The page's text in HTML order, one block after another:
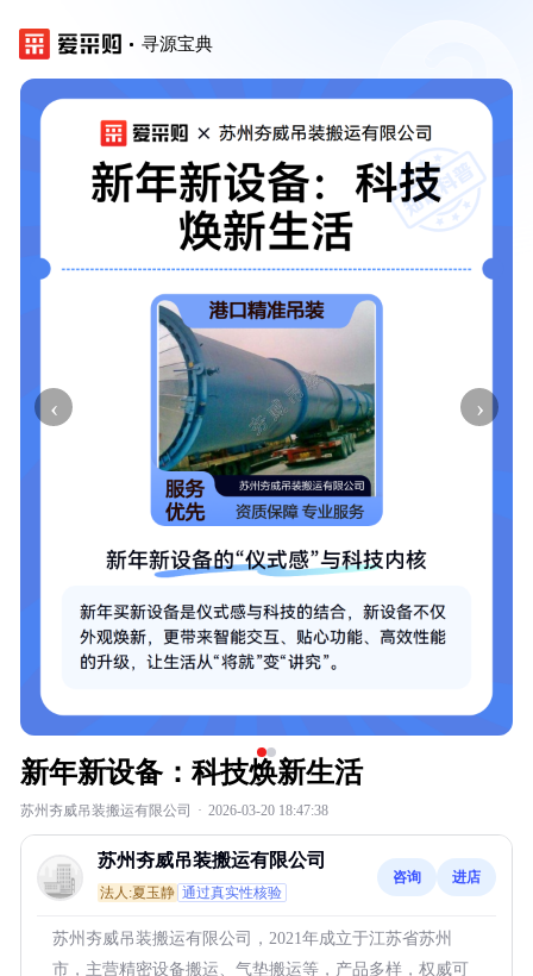
寻源宝典
‹ ›
新年新设备：科技焕新生活
苏州夯威吊装搬运有限公司 · 2026-03-20 18:47:38
苏州夯威吊装搬运有限公司
法人:夏玉静 通过真实性核验
咨询 进店
苏州夯威吊装搬运有限公司，2021年成立于江苏省苏州
市，主营精密设备搬运、气垫搬运等，产品多样，权威可